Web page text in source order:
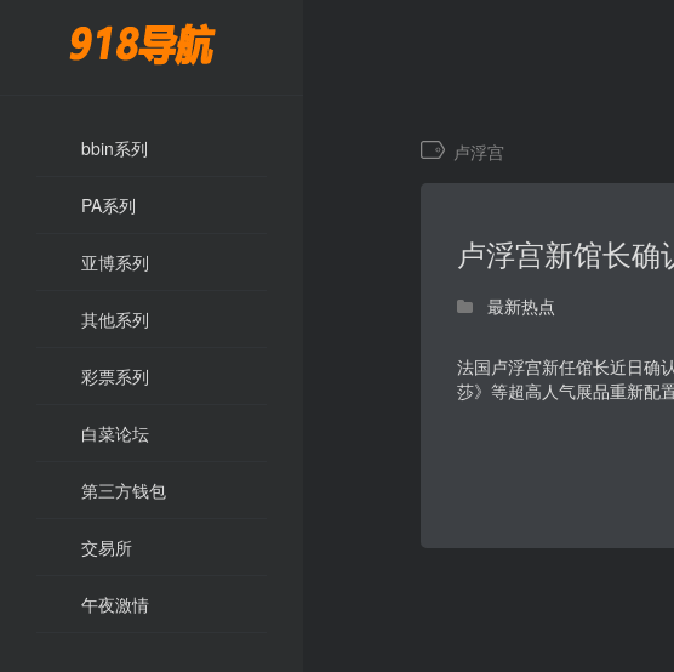
bbin系列
PA系列
亚博系列
其他系列
彩票系列
白菜论坛
第三方钱包
交易所
午夜激情
卢浮宫
卢浮宫新馆长
最新热点
法国卢浮宫新任馆长近日确
莎》等超高人气展品重新配